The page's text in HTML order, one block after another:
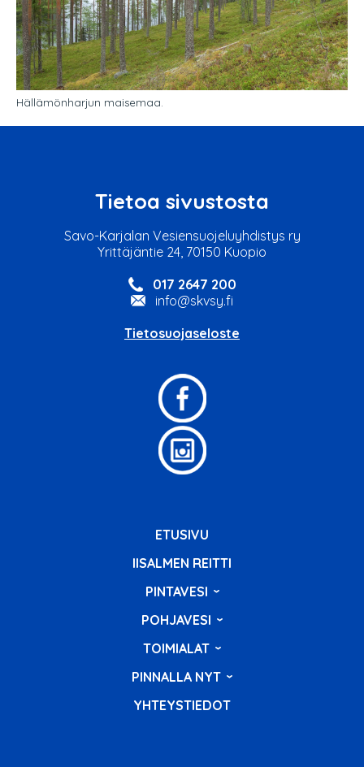
Hällämönharjun maisemaa.
Tietoa sivustosta
Savo-Karjalan Vesiensuojeluyhdistys ry
Yrittäjäntie 24, 70150 Kuopio
017 2647 200
info@skvsy.fi
Tietosuojaseloste
ETUSIVU
IISALMEN REITTI
PINTAVESI
POHJAVESI
TOIMIALAT
PINNALLA NYT
YHTEYSTIEDOT